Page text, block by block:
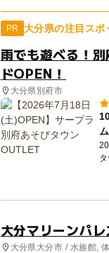
PR 大分県の注目スポ
雨でも遊べる！
ドOPEN！
大分県別府市
大分マリーンパレ
大分県大分市 / 水族館,